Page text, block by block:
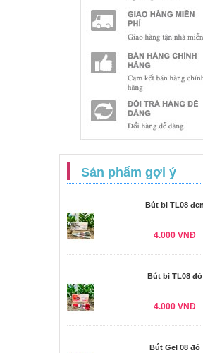
Sản phẩm gợi ý
Bút bi TL08 đen
4.000 VNĐ
Bút bi TL08 đỏ
4.000 VNĐ
Bút Gel 08 đỏ